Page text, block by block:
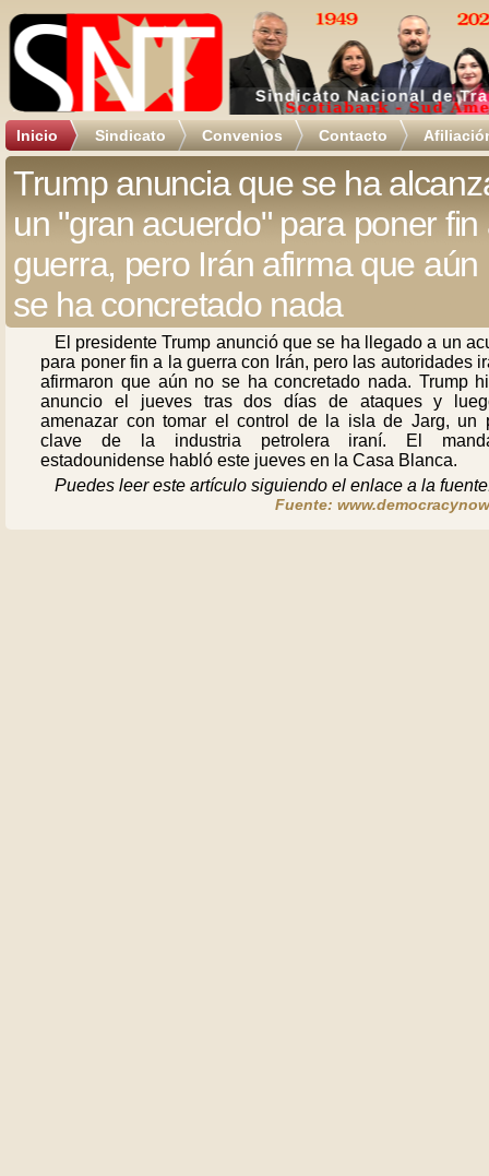
Inicio Sindicato Convenios Contacto
Trump anuncia que se ha
un "gran acuerdo" para poner fin
guerra, pero Irán afirma que aún
se ha concretado nada
El presidente Trump anunció que se ha llegado a un
para poner fin a la guerra con Irán, pero las autoridades
afirmaron que aún no se ha concretado nada. Trump
anuncio el jueves tras dos días de ataques y
amenazar con tomar el control de la isla de Jarg, un
clave de la industria petrolera iraní. El
estadounidense habló este jueves en la Casa Blanca.
Puedes leer este artículo siguiendo el enlace a la
Fuente: